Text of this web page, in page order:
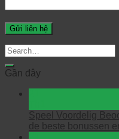
Gần đây
Speel Voordelig
de beste bonussen